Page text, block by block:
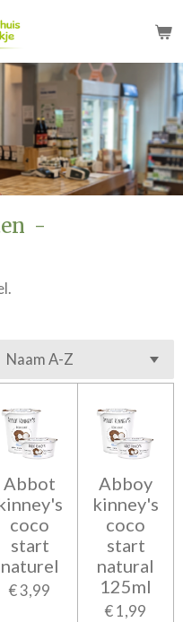
-
Abbot
coco
start
naturel
€ 3,99
Abboy
kinney's
coco
start
natural
125ml
€ 1,99